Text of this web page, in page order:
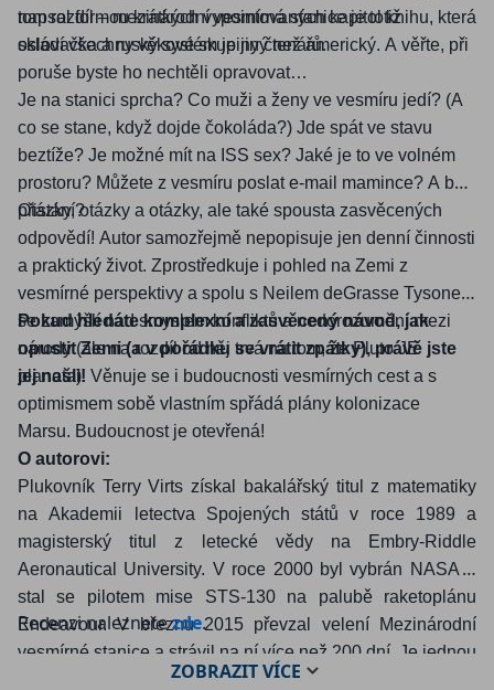
napsal formou krátkých vypointovaných kapitol knihu, která
osloví všechny věkové skupiny čtenářů.
tom rozdíl – mezinárodní vesmírná stanice je totiž
skládačka a ruský systém je jiný než americký. A věřte, při
poruše byste ho nechtěli opravovat…
Je na stanici sprcha? Co muži a ženy ve vesmíru jedí? (A
co se stane, když dojde čokoláda?) Jde spát ve stavu
beztíže? Je možné mít na ISS sex? Jaké je to ve volném
prostoru? Můžete z vesmíru poslat e-mail mamince? A bolí
přistání?
Otázky, otázky a otázky, ale také spousta zasvěcených
odpovědí! Autor samozřejmě nepopisuje jen denní činnosti
a praktický život. Zprostředkuje i pohled na Zemi z
vesmírné perspektivy a spolu s Neilem deGrasse Tysonem
se zamýšlí nad smyslem konfliktů a nedorozumění mezi
národy (ale na rozdíl od něj trvá na tom, že Pluto JE
planeta). Věnuje se i budoucnosti vesmírných cest a s
optimismem sobě vlastním spřádá plány kolonizace
Marsu. Budoucnost je otevřená!
Pokud hledáte komplexní a zasvěcený návod, jak
opustit Zemi (a v pořádku se vrátit zpátky), právě jste
jej našli!
O autorovi:
Plukovník Terry Virts získal bakalářský titul z matematiky
na Akademii letectva Spojených států v roce 1989 a
magisterský titul z letecké vědy na Embry-Riddle
Aeronautical University. V roce 2000 byl vybrán NASA a
stal se pilotem mise STS-130 na palubě raketoplánu
Endeavour. V březnu 2015 převzal velení Mezinárodní
vesmírné stanice a strávil na ní více než 200 dní. Je jednou
z hvězd (a fotografů) filmu IMAXA Beautiful Planet
Recenzi naleznetezde.
ZOBRAZITVÍCE